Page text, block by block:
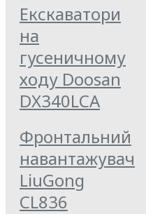
Екскаватори
на
гусеничному
ходу Doosan
DX340LCA
Фронтальний
навантажувач
LiuGong
CL836